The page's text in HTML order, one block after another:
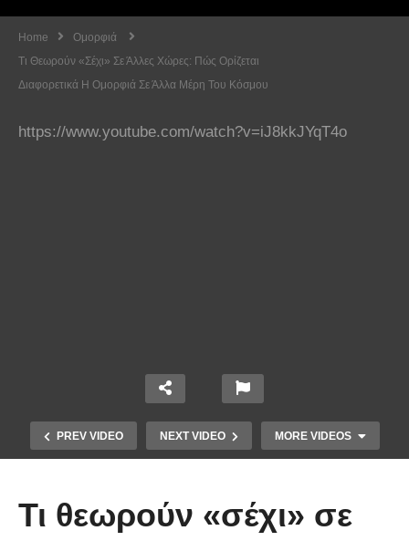
Home
Ομορφιά
Τι Θεωρούν «σέχι» Σε Άλλες Χώρες: Πώς Ορίζεται
Διαφορετικά Η Ομορφιά Σε Άλλα Μέρη Του Κόσμου
https://www.youtube.com/watch?v=iJ8kkJYqT4o
PREV VIDEO NEXT VIDEO MORE VIDEOS
Τι θεωρούν «σέχι» σε